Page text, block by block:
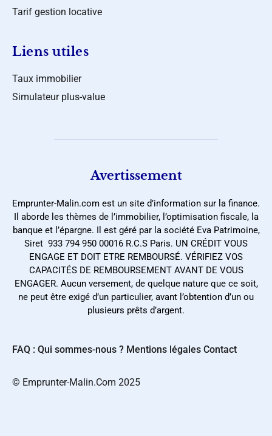
Tarif gestion locative
Liens utiles
Taux immobilier
Simulateur plus-value
Avertissement
Emprunter-Malin.com est un site d’information sur la finance.
Il aborde les thèmes de l’immobilier, l’optimisation fiscale, la
banque et l’épargne. Il est géré par la société Eva Patrimoine,
Siret 933 794 950 00016 R.C.S Paris. UN CRÉDIT VOUS
ENGAGE ET DOIT ETRE REMBOURSÉ. VÉRIFIEZ VOS
CAPACITÉS DE REMBOURSEMENT AVANT DE VOUS
ENGAGER. Aucun versement, de quelque nature que ce soit,
ne peut être exigé d’un particulier, avant l’obtention d’un ou
plusieurs prêts d’argent.
©️ Emprunter-Malin.Com 2025
FAQ : Qui sommes-nous ? Mentions légales Contact